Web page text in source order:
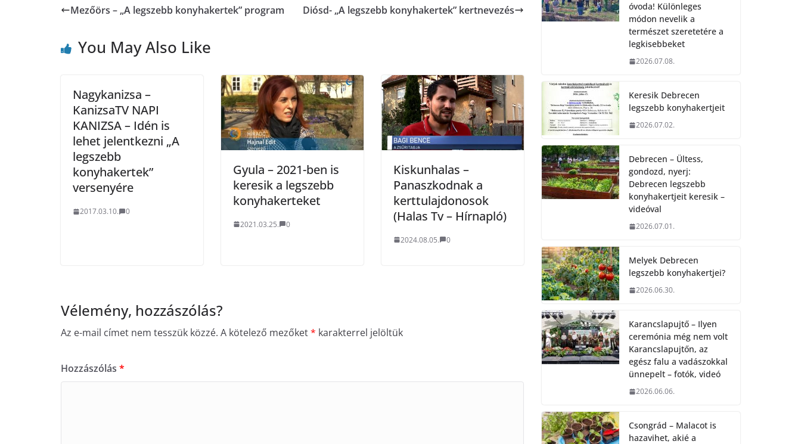
Mezőörs – „A legszebb konyhakertek” program Diósd- „A legszebb konyhakertek” kertnevezés
You May Also Like
Nagykanizsa –
KanizsaTV NAPI
KANIZSA – Idén is
lehet jelentkezni „A
legszebb
konyhakertek”
versenyére
2017.03.10. 0
Gyula – 2021-ben is
keresik a legszebb
konyhakerteket
2021.03.25. 0
Kiskunhalas –
Panaszkodnak a
kerttulajdonosok
(Halas Tv – Hírnapló)
2024.08.05. 0
Vélemény, hozzászólás?
Az e-mail címet nem tesszük közzé. A kötelező mezőket* karakterrel jelöltük
Hozzászólás *
óvoda! Különleges
módon nevelik a
természet szeretetére a
legkisebbeket
2026.07.08.
Keresik Debrecen
legszebb konyhakertjeit
2026.07.02.
Debrecen – Ültess,
gondozd, nyerj:
Debrecen legszebb
konyhakertjeit keresik –
videóval
2026.07.01.
Melyek Debrecen
legszebb konyhakertjei?
2026.06.30.
Karancslapujtő – Ilyen
ceremónia még nem volt
Karancslapujtőn, az
egész falu a vadászokkal
ünnepelt – fotók, videó
2026.06.06.
Csongrád – Malacot is
hazavihet, akié a